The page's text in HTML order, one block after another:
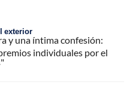
exterior
y una íntima confesión:
individuales por el